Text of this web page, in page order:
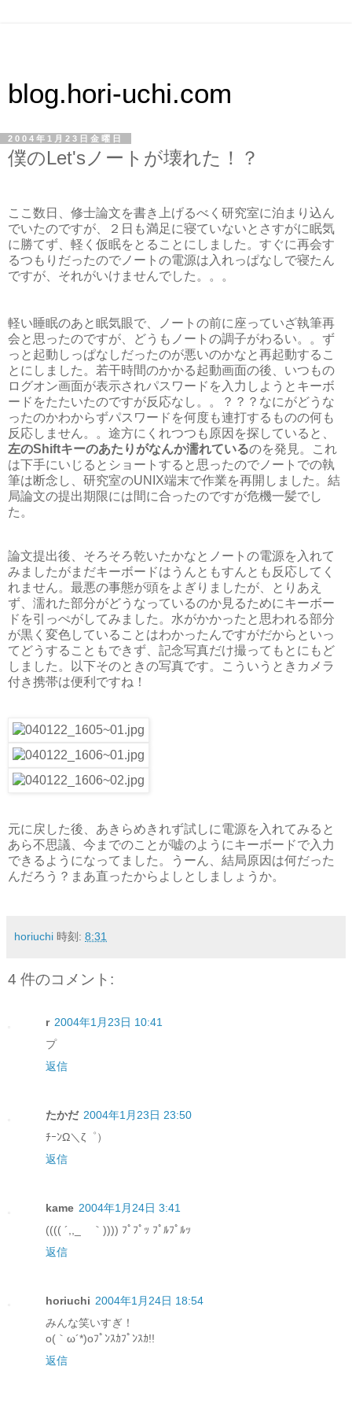
blog.hori-uchi.com
2004年1月23日金曜日
僕のLet'sノートが壊れた！？
ここ数日、修士論文を書き上げるべく研究室に泊まり込ん
でいたのですが、２日も満足に寝ていないとさすがに眠気
に勝てず、軽く仮眠をとることにしました。すぐに再会す
るつもりだったのでノートの電源は入れっぱなしで寝たん
ですが、それがいけませんでした。。。
軽い睡眠のあと眠気眼で、ノートの前に座っていざ執筆再
会と思ったのですが、どうもノートの調子がわるい。。ず
っと起動しっぱなしだったのが悪いのかなと再起動するこ
とにしました。若干時間のかかる起動画面の後、いつもの
ログオン画面が表示されパスワードを入力しようとキーボ
ードをたたいたのですが反応なし。。？？？なにがどうな
ったのかわからずパスワードを何度も連打するものの何も
反応しません。。途方にくれつつも原因を探していると、
左のShiftキーのあたりがなんか濡れているのを発見。これ
は下手にいじるとショートすると思ったのでノートでの執
筆は断念し、研究室のUNIX端末で作業を再開しました。結
局論文の提出期限には間に合ったのですが危機一髪でし
た。
論文提出後、そろそろ乾いたかなとノートの電源を入れて
みましたがまだキーボードはうんともすんとも反応してく
れません。最悪の事態が頭をよぎりましたが、とりあえ
ず、濡れた部分がどうなっているのか見るためにキーボー
ドを引っぺがしてみました。水がかかったと思われる部分
が黒く変色していることはわかったんですがだからといっ
てどうすることもできず、記念写真だけ撮ってもとにもど
しました。以下そのときの写真です。こういうときカメラ
付き携帯は便利ですね！
元に戻した後、あきらめきれず試しに電源を入れてみると
あら不思議、今までのことが嘘のようにキーボードで入力
できるようになってました。うーん、結局原因は何だった
んだろう？まあ直ったからよしとしましょうか。
horiuchi 時刻: 8:31
4 件のコメント:
r 2004年1月23日 10:41
プ
返信
たかだ 2004年1月23日 23:50
ﾁｰﾝΩ＼ζ゜）
返信
kame 2004年1月24日 3:41
(((( ´,,_ゝ｀)))) ﾌﾟﾌﾟｯ ﾌﾟﾙﾌﾟﾙｯ
返信
horiuchi 2004年1月24日 18:54
みんな笑いすぎ！
o(｀ω´*)oﾌﾟﾝｽｶﾌﾟﾝｽｶ!!
返信